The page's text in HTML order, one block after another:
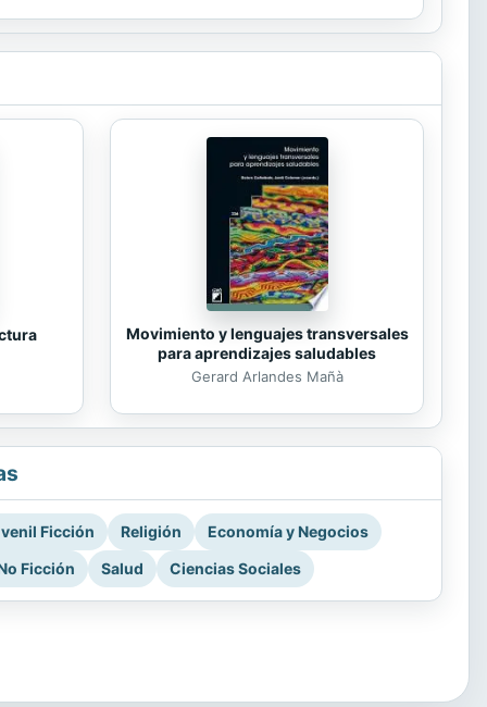
Movimiento y lenguajes transversales
para aprendizajes saludables
Gerard Arlandes Mañà
Ficción Religión
Economía y Negocios
Ficción
Salud Ciencias Sociales